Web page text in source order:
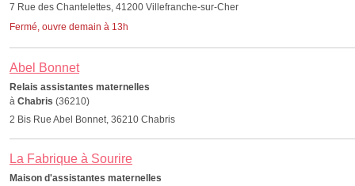
7 Rue des Chantelettes, 41200 Villefranche-sur-Cher
Fermé, ouvre demain à 13h
Abel Bonnet
Relais assistantes maternelles
à Chabris (36210)
2 Bis Rue Abel Bonnet, 36210 Chabris
La Fabrique à Sourire
Maison d'assistantes maternelles